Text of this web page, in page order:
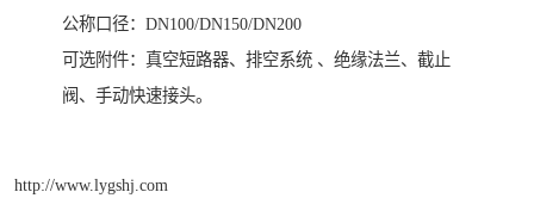
公称口径：DN100/DN150/DN200
可选附件：真空短路器、排空系统 、绝缘法兰、截止
阀、手动快速接头。
http://www.lygshj.com